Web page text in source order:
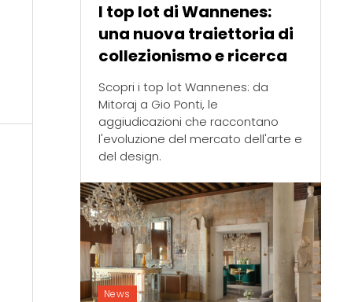
I top lot di Wannenes:
una nuova traiettoria di
collezionismo e ricerca
Scopri i top lot Wannenes: da
Mitoraj a Gio Ponti, le
aggiudicazioni che raccontano
l'evoluzione del mercato dell'arte e
del design.
News